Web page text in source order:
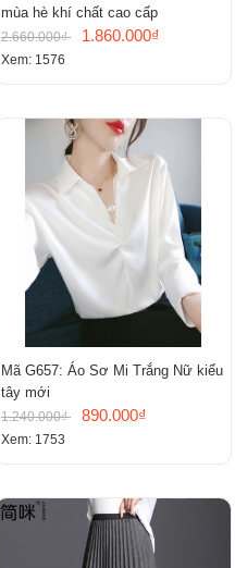
mùa hè khí chất cao cấp
2.660.000₫ 1.860.000₫
Xem: 1576
Mã G657: Áo Sơ Mi Trắng Nữ kiểu
tây mới
1.240.000₫ 890.000₫
Xem: 1753